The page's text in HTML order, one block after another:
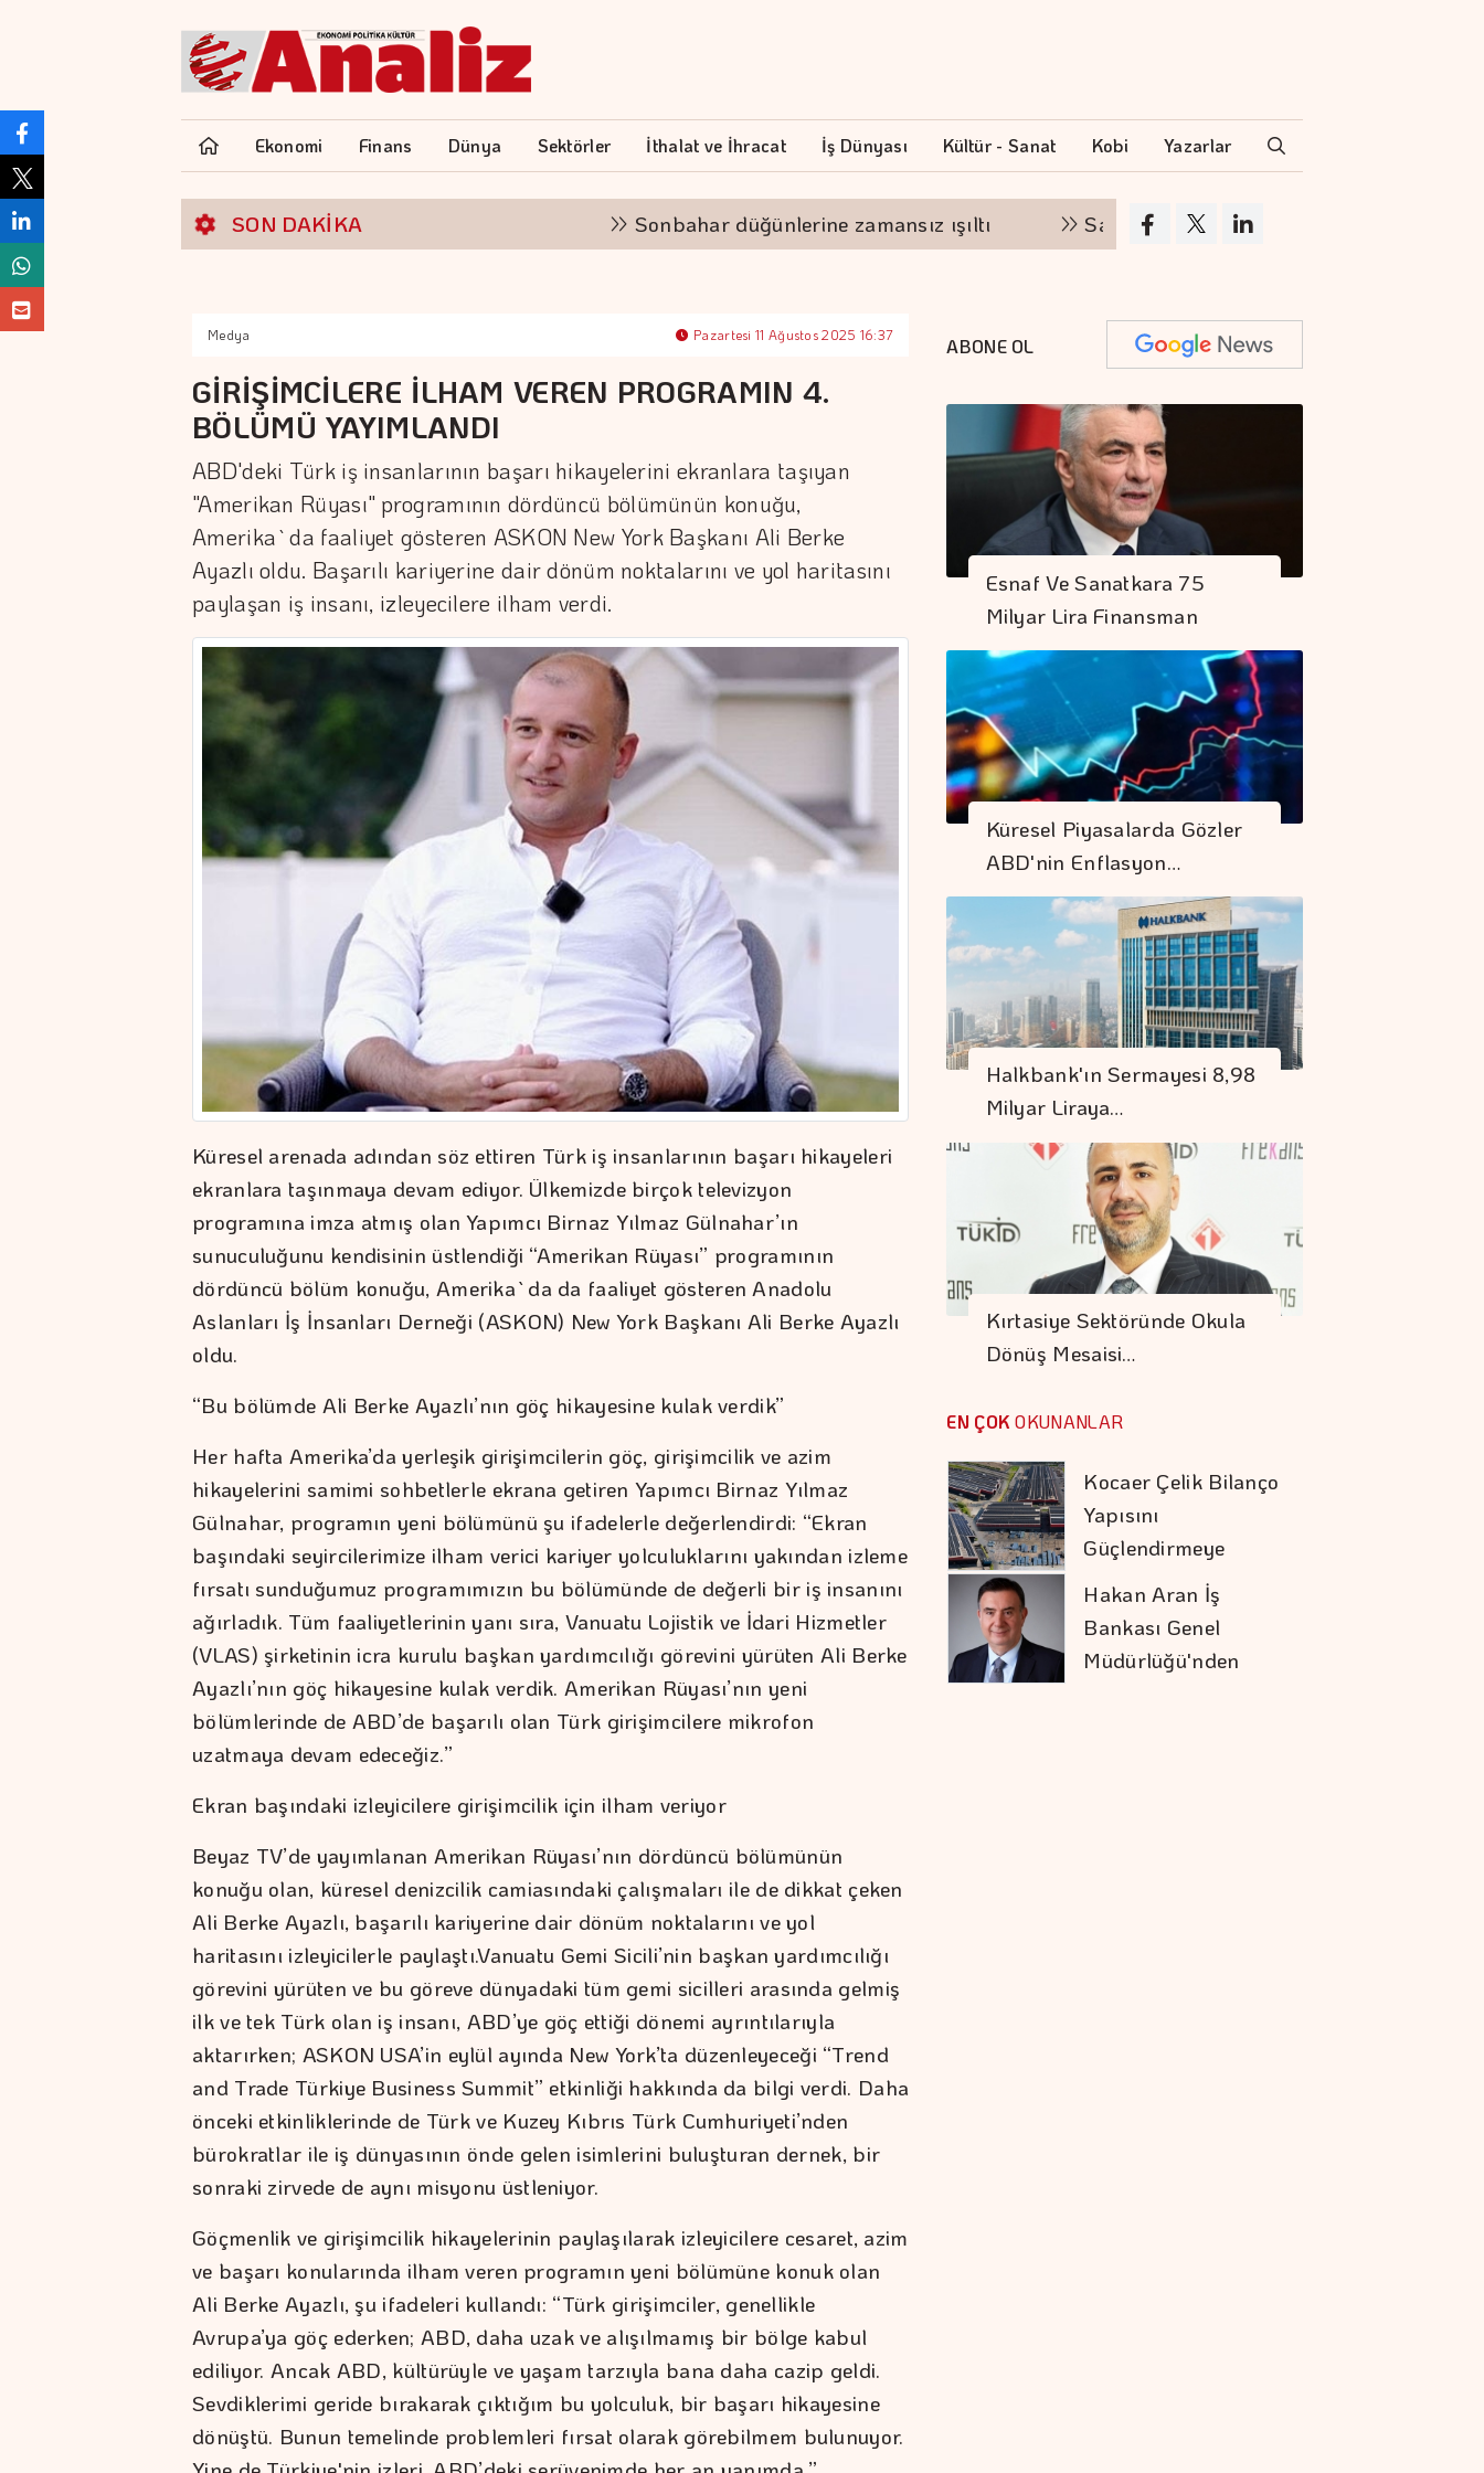
Ekonomi Finans Dünya Sektörler İthalat ve İhracat İş Dünyası Kültür - Sanat Kobi Yazarlar
SON DAKİKA Sonbahar düğünlerine zamansız ışıltı Sağlıkta güvenin anahtarı stratejik iletişim
Medya Pazartesi 11 Ağustos 2025 16:37
GİRİŞİMCİLERE İLHAM VEREN PROGRAMIN 4.
BÖLÜMÜ YAYIMLANDI
ABD'deki Türk iş insanlarının başarı hikayelerini ekranlara taşıyan
"Amerikan Rüyası" programının dördüncü bölümünün konuğu,
Amerika`da faaliyet gösteren ASKON New York Başkanı Ali Berke
Ayazlı oldu. Başarılı kariyerine dair dönüm noktalarını ve yol haritasını
paylaşan iş insanı, izleyecilere ilham verdi.
Küresel arenada adından söz ettiren Türk iş insanlarının başarı hikayeleri
ekranlara taşınmaya devam ediyor. Ülkemizde birçok televizyon
programına imza atmış olan Yapımcı Birnaz Yılmaz Gülnahar’ın
sunuculuğunu kendisinin üstlendiği “Amerikan Rüyası” programının
dördüncü bölüm konuğu, Amerika`da da faaliyet gösteren Anadolu
Aslanları İş İnsanları Derneği (ASKON) New York Başkanı Ali Berke Ayazlı
oldu.
“Bu bölümde Ali Berke Ayazlı’nın göç hikayesine kulak verdik”
Her hafta Amerika’da yerleşik girişimcilerin göç, girişimcilik ve azim
hikayelerini samimi sohbetlerle ekrana getiren Yapımcı Birnaz Yılmaz
Gülnahar, programın yeni bölümünü şu ifadelerle değerlendirdi: “Ekran
başındaki seyircilerimize ilham verici kariyer yolculuklarını yakından izleme
fırsatı sunduğumuz programımızın bu bölümünde de değerli bir iş insanını
ağırladık. Tüm faaliyetlerinin yanı sıra, Vanuatu Lojistik ve İdari Hizmetler
(VLAS) şirketinin icra kurulu başkan yardımcılığı görevini yürüten Ali Berke
Ayazlı’nın göç hikayesine kulak verdik. Amerikan Rüyası’nın yeni
bölümlerinde de ABD’de başarılı olan Türk girişimcilere mikrofon
uzatmaya devam edeceğiz.”
Ekran başındaki izleyicilere girişimcilik için ilham veriyor
Beyaz TV’de yayımlanan Amerikan Rüyası’nın dördüncü bölümünün
konuğu olan, küresel denizcilik camiasındaki çalışmaları ile de dikkat çeken
Ali Berke Ayazlı, başarılı kariyerine dair dönüm noktalarını ve yol
haritasını izleyicilerle paylaştı.Vanuatu Gemi Sicili’nin başkan yardımcılığı
görevini yürüten ve bu göreve dünyadaki tüm gemi sicilleri arasında gelmiş
ilk ve tek Türk olan iş insanı, ABD’ye göç ettiği dönemi ayrıntılarıyla
aktarırken; ASKON USA’in eylül ayında New York’ta düzenleyeceği “Trend
and Trade Türkiye Business Summit” etkinliği hakkında da bilgi verdi. Daha
önceki etkinliklerinde de Türk ve Kuzey Kıbrıs Türk Cumhuriyeti’nden
bürokratlar ile iş dünyasının önde gelen isimlerini buluşturan dernek, bir
sonraki zirvede de aynı misyonu üstleniyor.
Göçmenlik ve girişimcilik hikayelerinin paylaşılarak izleyicilere cesaret, azim
ve başarı konularında ilham veren programın yeni bölümüne konuk olan
Ali Berke Ayazlı, şu ifadeleri kullandı: “Türk girişimciler, genellikle
Avrupa’ya göç ederken; ABD, daha uzak ve alışılmamış bir bölge kabul
ediliyor. Ancak ABD, kültürüyle ve yaşam tarzıyla bana daha cazip geldi.
Sevdiklerimi geride bırakarak çıktığım bu yolculuk, bir başarı hikayesine
dönüştü. Bunun temelinde problemleri fırsat olarak görebilmem bulunuyor.
ABONE OL
Esnaf Ve Sanatkara 75
Milyar Lira Finansman
Küresel Piyasalarda Gözler
ABD'nin Enflasyon…
Halkbank'ın Sermayesi 8,98
Milyar Liraya…
Kırtasiye Sektöründe Okula
Dönüş Mesaisi…
EN ÇOK OKUNANLAR
Denizde Ve Karada
Kesintisiz Güvence
En Fazla Kaybettiren
Yatırım Fonları
S. Arabistan,
Pakistan Ve
Türkiye'den
Savunma Anlaşması
Tasarruf Finansman
Düzenleme
Kocaer Çelik Bilanço
Yapısını
Güçlendirmeye
Devam Etti
Hakan Aran İş
Bankası Genel
Müdürlüğü'nden